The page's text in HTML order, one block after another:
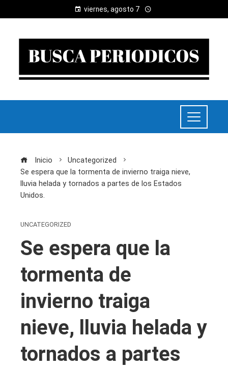
viernes, agosto 7
Inicio
Uncategorized
Se espera que la tormenta de invierno traiga nieve,
lluvia helada y tornados a partes de los Estados
Unidos.
UNCATEGORIZED
Se espera que la
tormenta de
invierno traiga
nieve, lluvia helada y
tornados a partes